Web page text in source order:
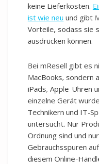
keine Lieferkosten.
ist wie neu und gibt
Vorteile, sodass sie
ausdrücken können.
Bei mResell gibt es
MacBooks, sondern
iPads, Apple-Uhren
einzelne Gerät
Technikern und IT-
untersucht. Nur
Ordnung sind und
Gebrauchsspuren
diesem Online-